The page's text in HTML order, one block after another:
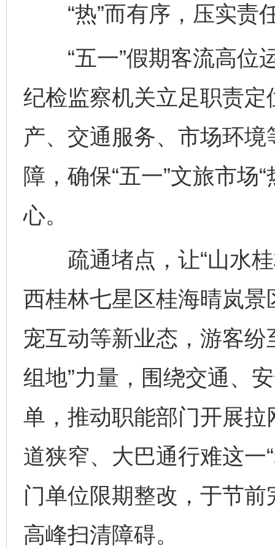
“热”而有序，压实责
“五一”假期客流高位
纪检监察机关立足职责
产、交通服务、市场环
障，确保“五一”文旅市场
心。
疏通堵点，让“山水桂
西桂林七星区桂海晴岚
宠互动等新业态，游客
组地”力量，围绕交通、
单，推动职能部门开展
道狭窄、大巴通行难这一
门单位限期整改，于节
高峰扫清障碍。